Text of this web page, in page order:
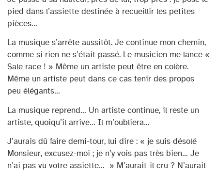
pied dans l’assiette destinée à recueillir les petites
pièces…
La musique s’arrête aussitôt. Je continue mon chemin,
comme si rien ne s’était passé. Le musicien me lance «
Sale race ! » Même un artiste peut être en colère.
Même un artiste peut dans ce cas tenir des propos
peu élégants…
La musique reprend… Un artiste continue, il reste un
artiste, quoiqu’il arrive… Il m’oubliera…
J’aurais dû faire demi-tour, lui dire : « je suis désolé
Monsieur, excusez-moi ; je n’y vois pas très bien… Je
n’ai pas vu votre assiette… » M’aurait-il cru ? N’aurait-